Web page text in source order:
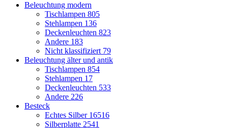
Beleuchtung modern
Tischlampen 805
Stehlampen 136
Deckenleuchten 823
Andere 183
Nicht klassifiziert 79
Beleuchtung älter und antik
Tischlampen 854
Stehlampen 17
Deckenleuchten 533
Andere 226
Besteck
Echtes Silber 16516
Silberplatte 2541